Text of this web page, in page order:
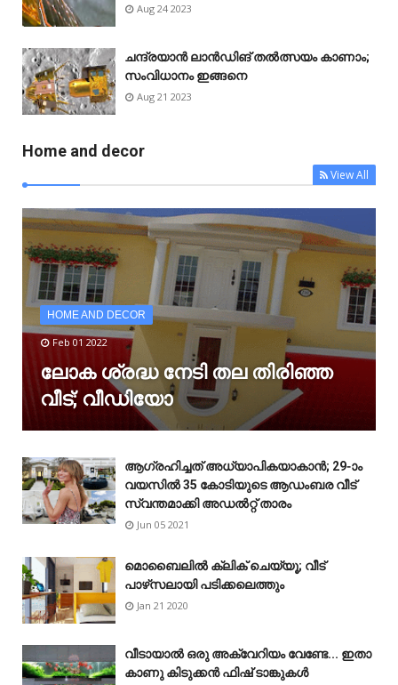
Aug 24 2023
ചന്ദ്രയാൻ ലാൻഡിങ് തൽത്സയം കാണാം;
സംവിധാനം ഇങ്ങനെ
Aug 21 2023
Home and decor
View All
HOME AND DECOR
Feb 01 2022
ലോക ശ്രദ്ധ നേടി തല തിരിഞ്ഞ
വീട്; വീഡിയോ
ആഗ്രഹിച്ചത് അധ്യാപികയാകാൻ; 29-ാം
വയസിൽ 35 കോടിയുടെ ആഡംബര വീട്
സ്വന്തമാക്കി അഡൽറ്റ് താരം
Jun 05 2021
മൊബൈലിൽ ക്ലിക് ചെയ്യൂ; വീട്
പാഴ്‌സലായി പടിക്കലെത്തും
Jan 21 2020
വീടായാൽ ഒരു അക്വേറിയം വേണ്ടേ... ഇതാ
കാണു കിടുക്കൻ ഫിഷ് ടാങ്കുകൾ